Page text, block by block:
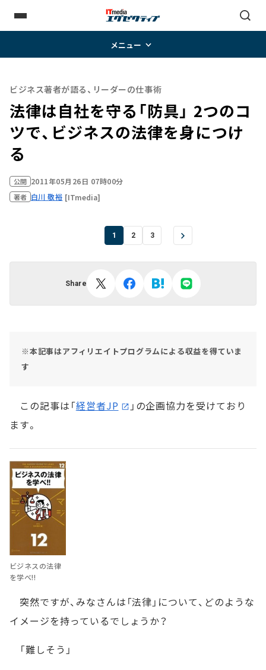
メニュー
ビジネス著者が語る、リーダーの仕事術
法律は自社を守る「防具」 2つのコ
ツで、ビジネスの法律を身につけ
る
公開 2011年05月26日 07時00分
著者 白川 敬裕 [ITmedia]
1 2 3
Share
※本記事はアフィリエイトプログラムによる収益を得ていま
す
この記事は「経営者JP
」の企画協力を受けており
ます。
ビジネスの法律
を学べ!!
突然ですが、みなさんは「法律」について、どのような
イメージを持っているでしょうか？
「難しそう」